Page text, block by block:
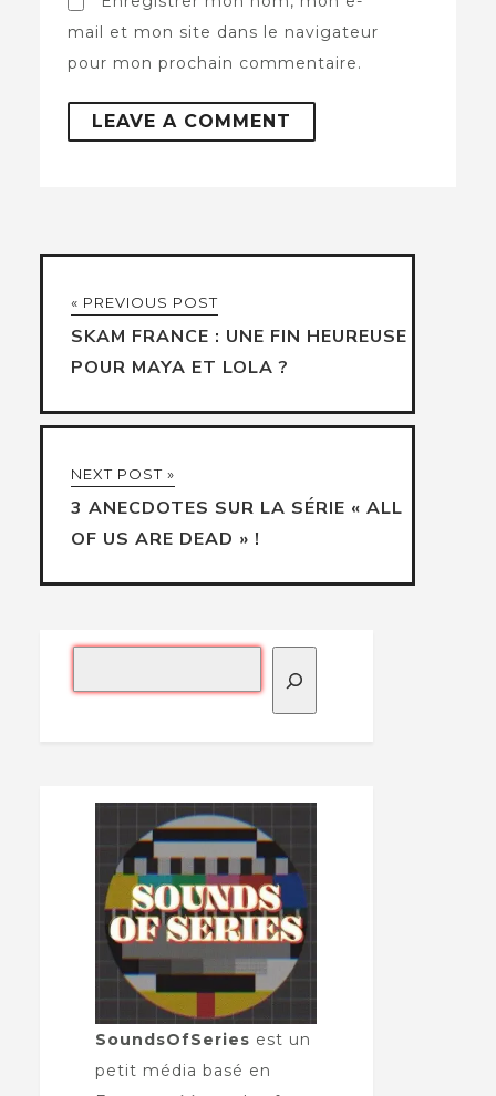
mail et mon site dans le navigateur
pour mon prochain commentaire.
« PREVIOUS POST
SKAM FRANCE : UNE FIN HEUREUSE
POUR MAYA ET LOLA ?
NEXT POST »
3 ANECDOTES SUR LA SÉRIE « ALL
OF US ARE DEAD » !
SoundsOfSeries est un
petit média basé en